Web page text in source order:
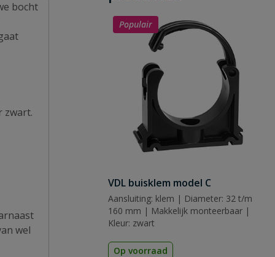
bocht
zwart.
wel
Populair
VDL buisklem model C
Aansluiting: klem | Diameter: 32 t/m
160 mm | Makkelijk monteerbaar |
Kleur: zwart
Op voorraad